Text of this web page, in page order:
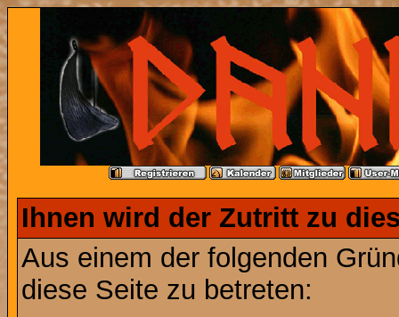
Ihnen wird der Zutritt zu
Aus einem der folgenden
diese Seite zu betreten: